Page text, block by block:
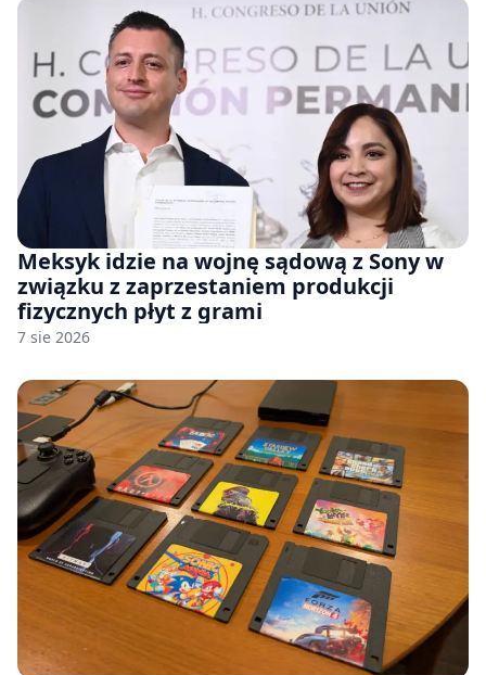
Meksyk idzie na wojnę sądową z Sony w
związku z zaprzestaniem produkcji
fizycznych płyt z grami
7 sie 2026